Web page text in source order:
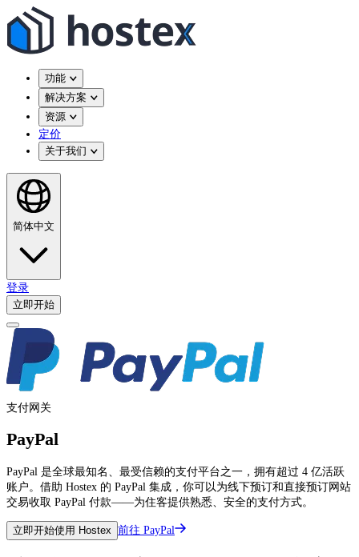
功能
解决方案
资源
定价
关于我们
简体中文
登录
立即开始
支付网关
PayPal
PayPal 是全球最知名、最受信赖的支付平台之一，拥有超过 4 亿活跃
账户。借助 Hostex 的 PayPal 集成，你可以为线下预订和直接预订网站
交易收取 PayPal 付款——为住客提供熟悉、安全的支付方式。
立即开始使用 Hostex 前往 PayPal